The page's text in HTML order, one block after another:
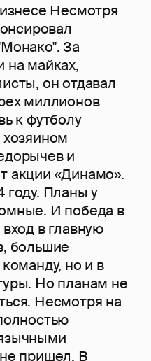
Несмотря
За
на майках,
он отдавал
миллионов
к футболу
и
акции «Динамо».
Планы у
И победа в
в главную
большие
но и в
Но планам не
Несмотря на
пришел. В